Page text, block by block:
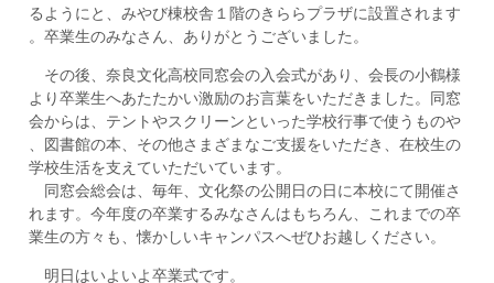
るようにと、みやび棟校舎１階のきららプラザに設置されます
。卒業生のみなさん、ありがとうございました。
その後、奈良文化高校同窓会の入会式があり、会長の小鶴様
より卒業生へあたたかい激励のお言葉をいただきました。同窓
会からは、テントやスクリーンといった学校行事で使うものや
、図書館の本、その他さまざまなご支援をいただき、在校生の
学校生活を支えていただいています。
同窓会総会は、毎年、文化祭の公開日の日に本校にて開催さ
れます。今年度の卒業するみなさんはもちろん、これまでの卒
業生の方々も、懐かしいキャンパスへぜひお越しください。
明日はいよいよ卒業式です。